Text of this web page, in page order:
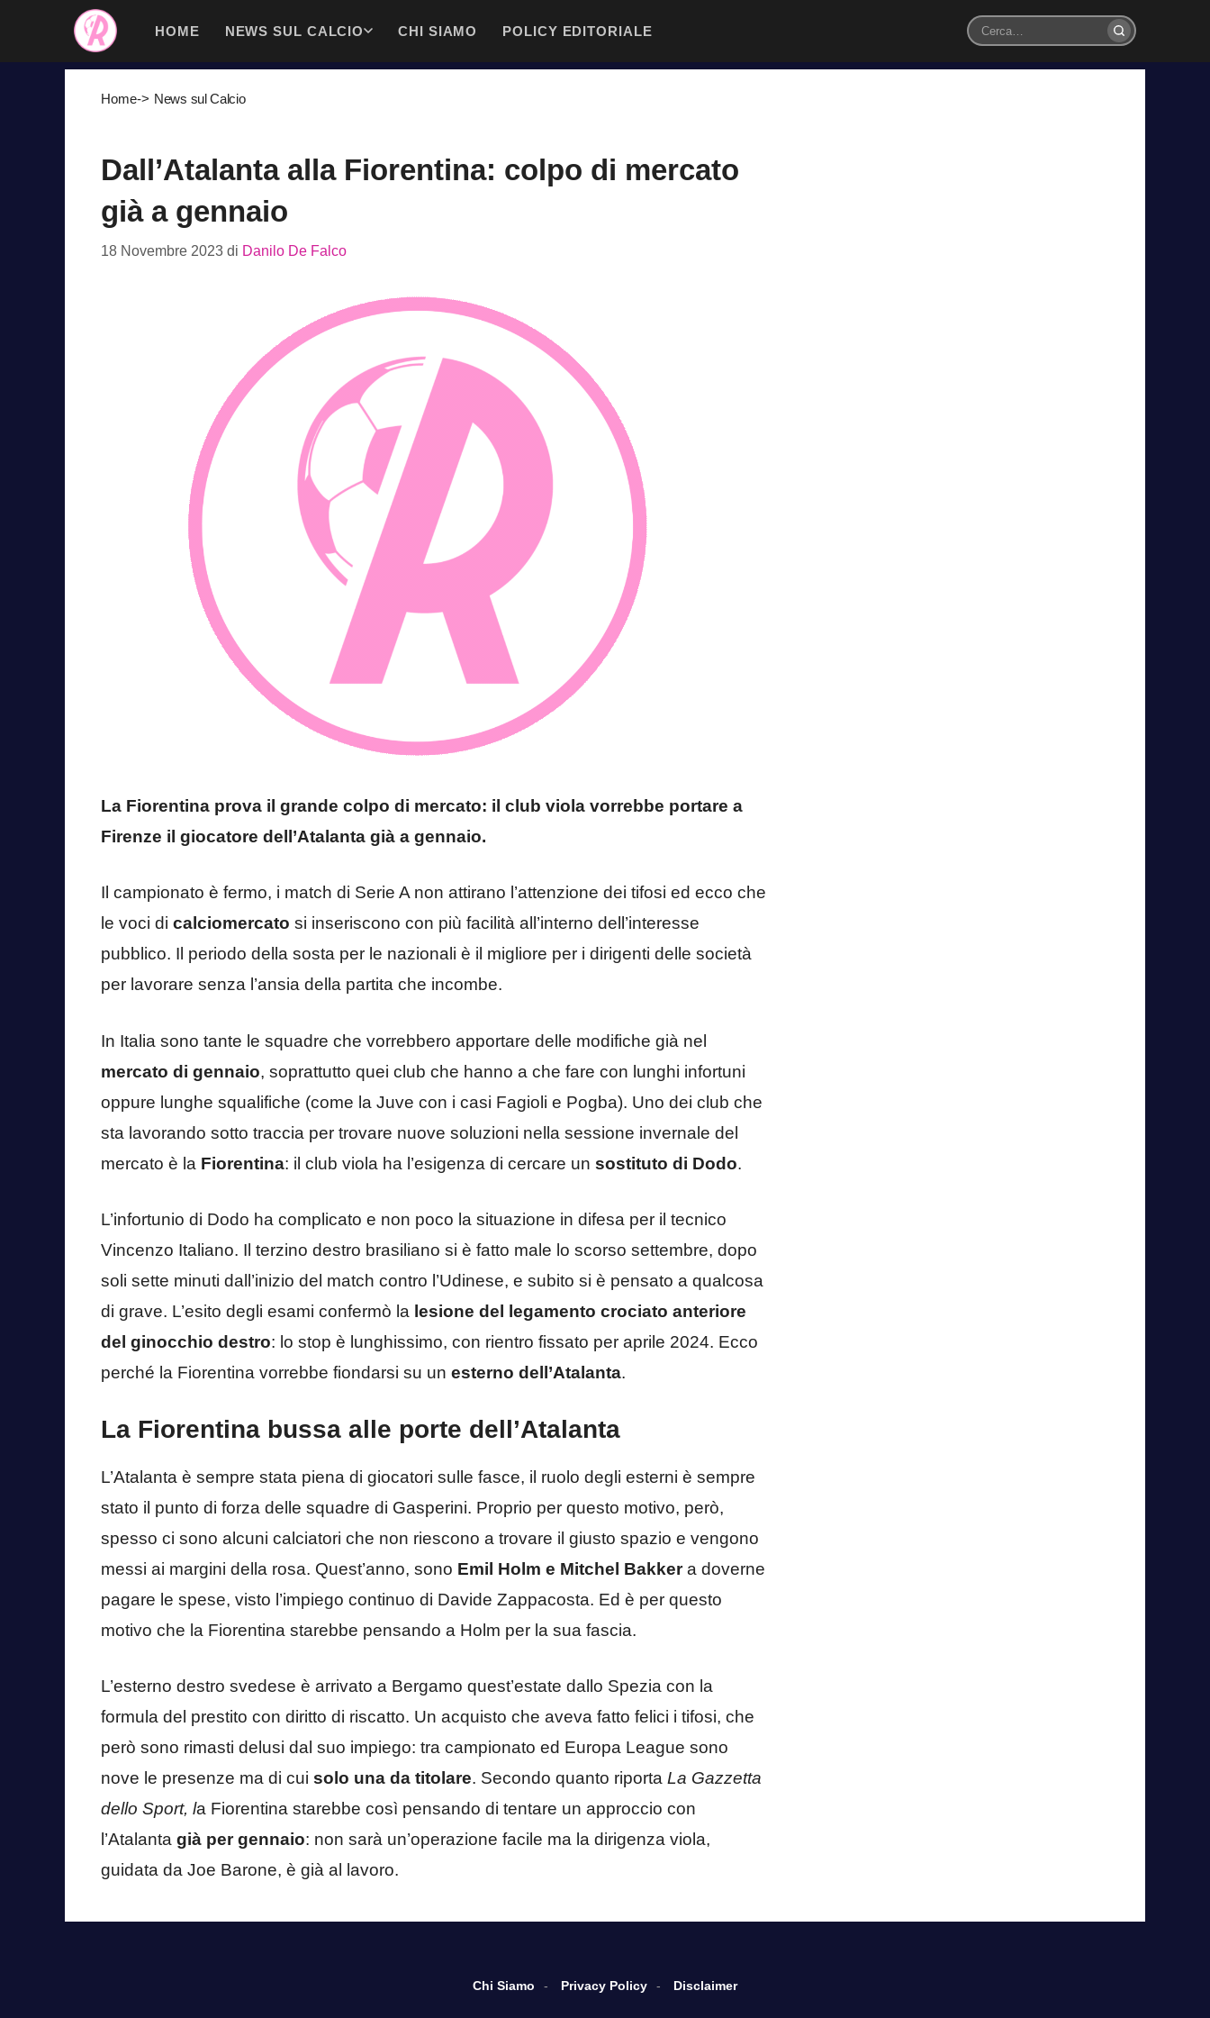
contenuto
HOME NEWS SUL CALCIO CHI SIAMO POLICY EDITORIALE
Cerca
Home-> News sul Calcio
Dall’Atalanta alla Fiorentina: colpo di mercato
già a gennaio
18 Novembre 2023 di Danilo De Falco
La Fiorentina prova il grande colpo di mercato: il club viola vorrebbe portare a
Firenze il giocatore dell’Atalanta già a gennaio.
Il campionato è fermo, i match di Serie A non attirano l’attenzione dei tifosi ed ecco che
le voci di calciomercato si inseriscono con più facilità all’interno dell’interesse
pubblico. Il periodo della sosta per le nazionali è il migliore per i dirigenti delle società
per lavorare senza l’ansia della partita che incombe.
In Italia sono tante le squadre che vorrebbero apportare delle modifiche già nel
mercato di gennaio, soprattutto quei club che hanno a che fare con lunghi infortuni
oppure lunghe squalifiche (come la Juve con i casi Fagioli e Pogba). Uno dei club che
sta lavorando sotto traccia per trovare nuove soluzioni nella sessione invernale del
mercato è la Fiorentina: il club viola ha l’esigenza di cercare un sostituto di Dodo.
L’infortunio di Dodo ha complicato e non poco la situazione in difesa per il tecnico
Vincenzo Italiano. Il terzino destro brasiliano si è fatto male lo scorso settembre, dopo
soli sette minuti dall’inizio del match contro l’Udinese, e subito si è pensato a qualcosa
di grave. L’esito degli esami confermò la lesione del legamento crociato anteriore
del ginocchio destro: lo stop è lunghissimo, con rientro fissato per aprile 2024. Ecco
perché la Fiorentina vorrebbe fiondarsi su un esterno dell’Atalanta.
La Fiorentina bussa alle porte dell’Atalanta
L’Atalanta è sempre stata piena di giocatori sulle fasce, il ruolo degli esterni è sempre
stato il punto di forza delle squadre di Gasperini. Proprio per questo motivo, però,
spesso ci sono alcuni calciatori che non riescono a trovare il giusto spazio e vengono
messi ai margini della rosa. Quest’anno, sono Emil Holm e Mitchel Bakkera doverne
pagare le spese, visto l’impiego continuo di Davide Zappacosta. Ed è per questo
motivo che la Fiorentina starebbe pensando a Holm per la sua fascia.
L’esterno destro svedese è arrivato a Bergamo quest’estate dallo Spezia con la
formula del prestito con diritto di riscatto. Un acquisto che aveva fatto felici i tifosi, che
però sono rimasti delusi dal suo impiego: tra campionato ed Europa League sono
nove le presenze ma di cui solo una da titolare. Secondo quanto riporta La Gazzetta
dello Sport, la Fiorentina starebbe così pensando di tentare un approccio con
l’Atalanta già per gennaio: non sarà un’operazione facile ma la dirigenza viola,
guidata da Joe Barone, è già al lavoro.
Chi Siamo Privacy Policy Disclaimer